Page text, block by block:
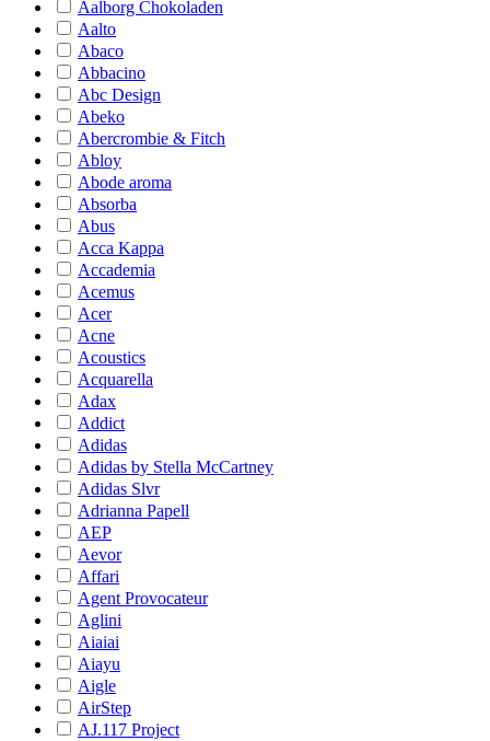
Aalborg Chokoladen
Aalto
Abaco
Abbacino
Abc Design
Abeko
Abercrombie & Fitch
Abloy
Abode aroma
Absorba
Abus
Acca Kappa
Accademia
Acemus
Acer
Acne
Acoustics
Acquarella
Adax
Addict
Adidas
Adidas by Stella McCartney
Adidas Slvr
Adrianna Papell
AEP
Aevor
Affari
Agent Provocateur
Aglini
Aiaiai
Aiayu
Aigle
AirStep
AJ.117 Project